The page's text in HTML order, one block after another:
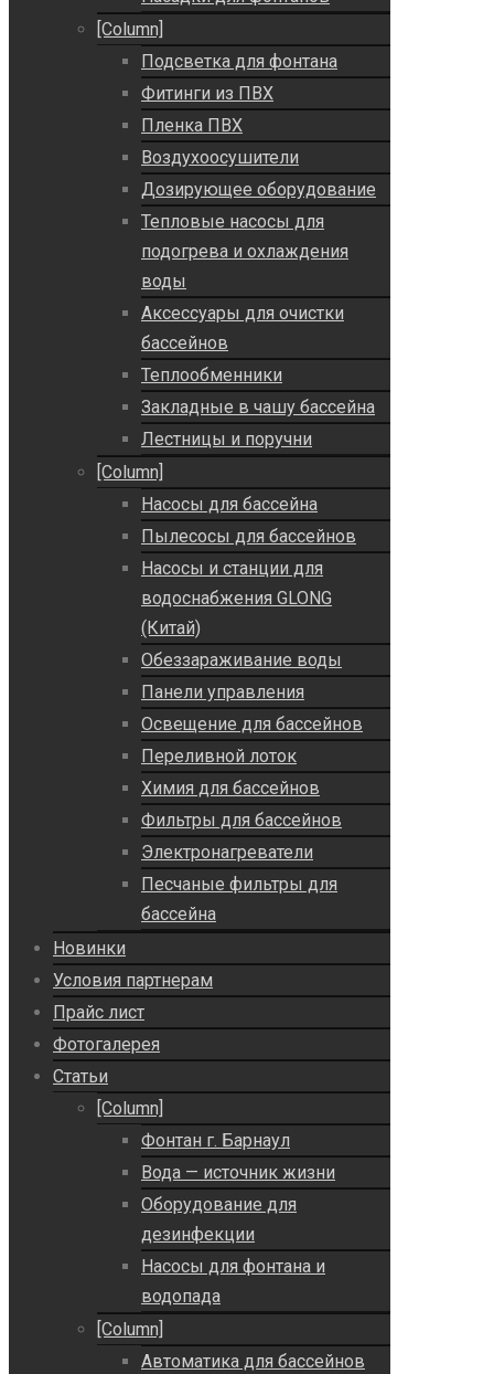
[Column]
Подсветка для фонтана
Фитинги из ПВХ
Пленка ПВХ
Воздухоосушители
Дозирующее оборудование
Тепловые насосы для
подогрева и охлаждения
воды
Аксессуары для очистки
бассейнов
Теплообменники
Закладные в чашу бассейна
Лестницы и поручни
[Column]
Насосы для бассейна
Пылесосы для бассейнов
Насосы и станции для
водоснабжения GLONG
(Китай)
Обеззараживание воды
Панели управления
Освещение для бассейнов
Переливной лоток
Химия для бассейнов
Фильтры для бассейнов
Электронагреватели
Песчаные фильтры для
бассейна
Новинки
Условия партнерам
Прайс лист
Фотогалерея
Статьи
[Column]
Фонтан г. Барнаул
Вода — источник жизни
Оборудование для
дезинфекции
Насосы для фонтана и
водопада
[Column]
Автоматика для бассейнов